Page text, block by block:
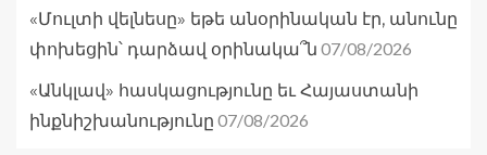
«Մուլտի վելնեսը» եթե անօրինական էր, անունը
փոխեցին՝ դարձավ օրինակա՞ն 07/08/2026
«Անկլավ» հասկացությունը եւ Հայաստանի
ինքնիշխանությունը 07/08/2026